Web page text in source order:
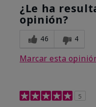
¿Le ha
opinión?
46 4
Marcar esta
5